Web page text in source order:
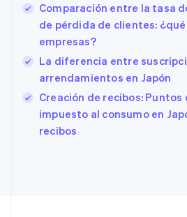
Comparación entre la tasa
de pérdida de clientes:
empresas?
La diferencia entre
arrendamientos en Japón
Creación de recibos: Puntos
impuesto al consumo en
recibos
España
EspañolEnglish
Estados Unidos
English Español 简体中文
English
Finlandia
EnglishSvenska
Francia